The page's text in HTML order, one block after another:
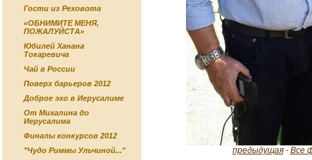
Гости из Реховота
«ОБНИМИТЕ МЕНЯ,
ПОЖАЛУЙСТА»
Юбилей Ханана
Токаревича
Чай в России
Поверх барьеров 2012
Доброе эхо в Иерусалиме
От Михалина до
Иерусалима
Финалы конкурсов 2012
"Чудо Риммы Ульчиной..."
предыдущая- Все